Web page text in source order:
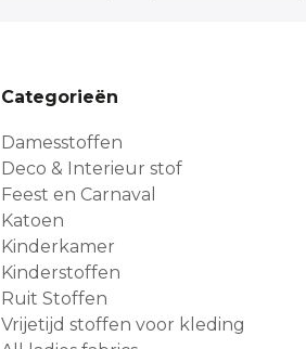
Categorieën
Damesstoffen
Deco & Interieur stof
Feest en Carnaval
Katoen
Kinderkamer
Kinderstoffen
Ruit Stoffen
Vrijetijd stoffen voor kleding